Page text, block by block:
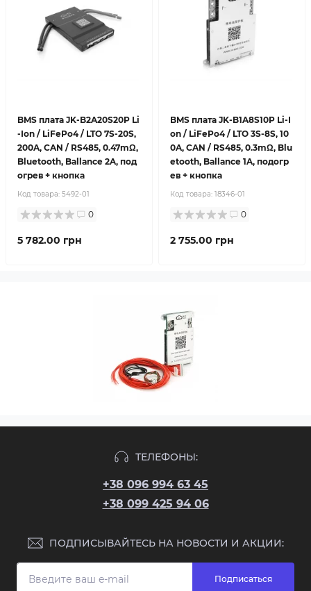
BMS плата JK-B2A20S20P Li
-Ion / LiFePo4 / LTO 7S-20S,
200A, CAN / RS485, 0.47mΩ,
Bluetooth, Ballance 2A, под
огрев + кнопка
Код товара: 5492-01
0
5 782.00 грн
BMS плата JK-B1A8S10P Li-I
on / LiFePo4 / LTO 3S-8S, 10
0A, CAN / RS485, 0.3mΩ, Blu
etooth, Ballance 1A, подогр
ев + кнопка
Код товара: 18346-01
0
2 755.00 грн
ТЕЛЕФОНЫ:
+38 096 994 63 45
+38 099 425 94 06
ПОДПИСЫВАЙТЕСЬ НА НОВОСТИ И АКЦИИ:
Подписаться